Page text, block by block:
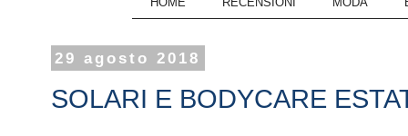
29 agosto 2018
SOLARI E BODYCARE